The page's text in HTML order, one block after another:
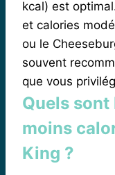
kcal) est
et calories
ou le
souvent
que vous
Quels
moins
King ?